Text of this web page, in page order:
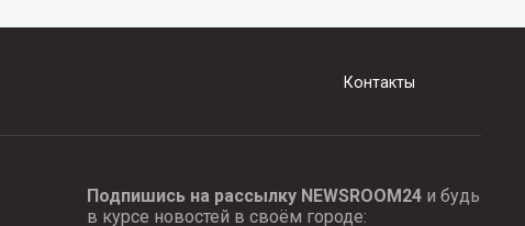
Контакты
Подпишись на рассылку NEWSROOM24и будь
в курсе новостей в своём городе: